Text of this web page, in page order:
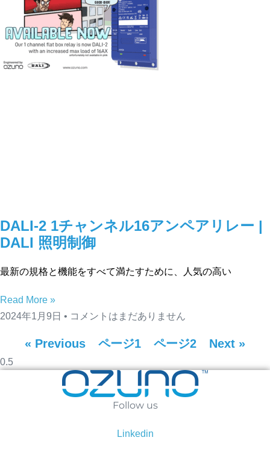
DALI-2 1チャンネル16アンペアリレー |
DALI 照明制御
最新の規格と機能をすべて満たすために、人気の高い
Read More »
2024年1月9日
コメントはまだありません
« Previous ページ1 ページ2 Next »
Follow us
Linkedin